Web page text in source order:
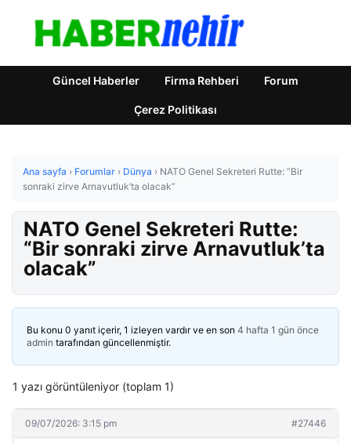
Güncel Haberler Firma Rehberi Forum
Çerez Politikası
Ana sayfa › Forumlar › Dünya › NATO Genel Sekreteri Rutte: “Bir
sonraki zirve Arnavutluk’ta olacak”
NATO Genel Sekreteri Rutte:
“Bir sonraki zirve Arnavutluk’ta
olacak”
Bu konu 0 yanıt içerir, 1 izleyen vardır ve en son 4 hafta 1 gün önce
admin tarafından güncellenmiştir.
1 yazı görüntüleniyor (toplam 1)
09/07/2026: 3:15 pm #27446